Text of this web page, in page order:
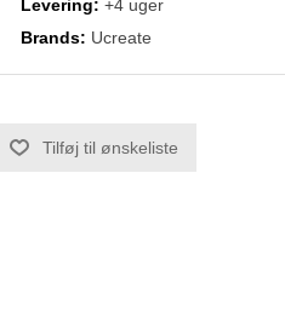
Levering:+4 uger
Brands: Ucreate